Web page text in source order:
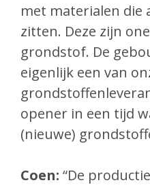
met materialen die
zitten. Deze zijn
grondstof. De
eigenlijk een van
opener in een tijd
(nieuwe)
Coen: “De